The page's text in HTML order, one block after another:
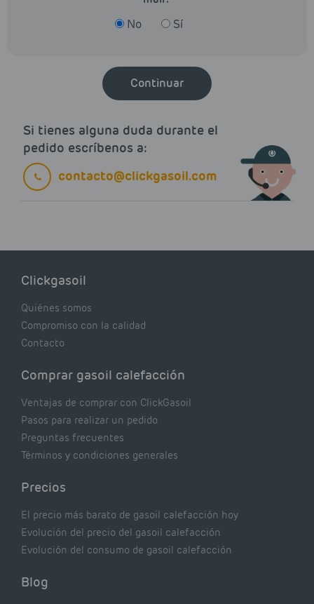
No Sí
Continuar
Si tienes alguna duda durante el
pedido escríbenos a:
contacto@clickgasoil.com
Clickgasoil
Quiénes somos
Compromiso con la calidad
Contacto
Comprar gasoil calefacción
Ventajas de comprar con ClickGasoil
Pasos para realizar un pedido
Preguntas frecuentes
Términos y condiciones generales
Precios
El precio más barato de gasoil calefacción hoy
Evolución del precio del gasoil calefacción
Evolución del consumo de gasoil calefacción
Blog